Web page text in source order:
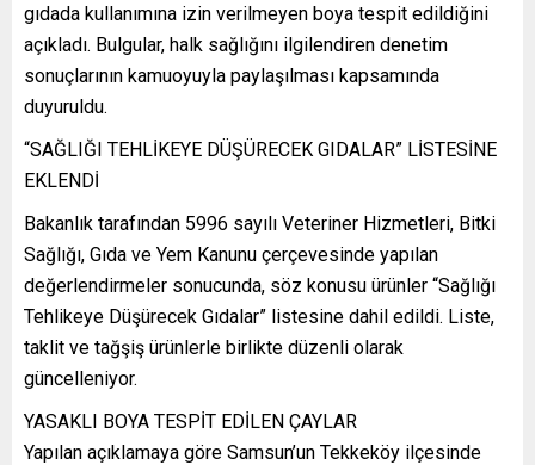
gıdada kullanımına izin verilmeyen boya tespit edildiğini
açıkladı. Bulgular, halk sağlığını ilgilendiren denetim
sonuçlarının kamuoyuyla paylaşılması kapsamında
duyuruldu.
“SAĞLIĞI TEHLİKEYE DÜŞÜRECEK GIDALAR” LİSTESİNE
EKLENDİ
Bakanlık tarafından 5996 sayılı Veteriner Hizmetleri, Bitki
Sağlığı, Gıda ve Yem Kanunu çerçevesinde yapılan
değerlendirmeler sonucunda, söz konusu ürünler “Sağlığı
Tehlikeye Düşürecek Gıdalar” listesine dahil edildi. Liste,
taklit ve tağşiş ürünlerle birlikte düzenli olarak
güncelleniyor.
YASAKLI BOYA TESPİT EDİLEN ÇAYLAR
Yapılan açıklamaya göre Samsun’un Tekkeköy ilçesinde